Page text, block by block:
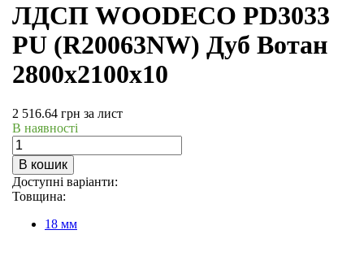
ЛДСП WOODECO PD3033
PU (R20063NW) Дуб Вотан
2800х2100х10
2 516.64 грн за лист
В наявності
В кошик
Доступні варіанти:
Товщина:
18 мм